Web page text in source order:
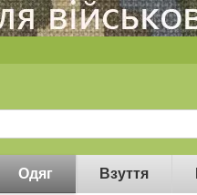
Одяг Взуття